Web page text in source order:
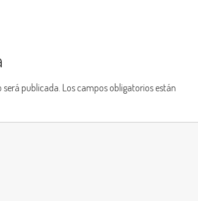
publicada. Los campos obligatorios están